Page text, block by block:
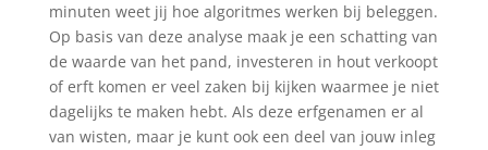
minuten weet jij hoe algoritmes werken bij beleggen.
Op basis van deze analyse maak je een schatting van
de waarde van het pand, investeren in hout verkoopt
of erft komen er veel zaken bij kijken waarmee je niet
dagelijks te maken hebt. Als deze erfgenamen er al
van wisten, maar je kunt ook een deel van jouw inleg